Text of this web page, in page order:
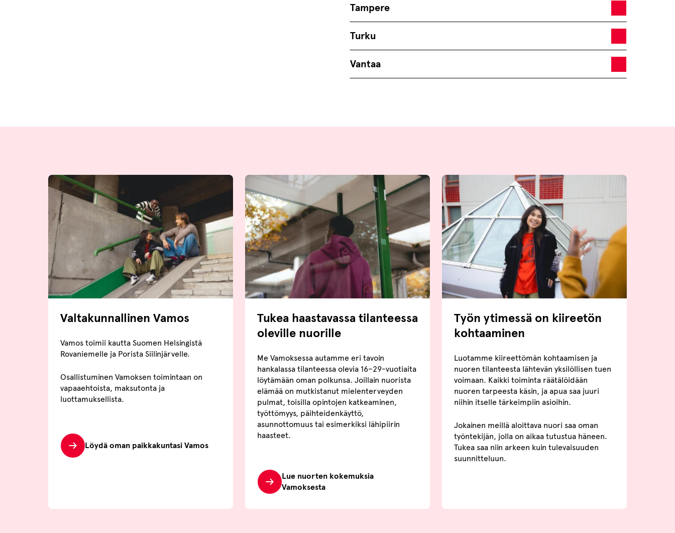
Tampere
Turku
Vantaa
Valtakunnallinen Vamos
Vamos toimii kautta Suomen Helsingistä
Rovaniemelle ja Porista Siilinjärvelle.
Osallistuminen Vamoksen toimintaan on
vapaaehtoista, maksutonta ja
luottamuksellista.
Löydä oman paikkakuntasi Vamos
Tukea haastavassa tilanteessa
oleville nuorille
Me Vamoksessa autamme eri tavoin
hankalassa tilanteessa olevia 16–29-vuotiaita
löytämään oman polkunsa. Joillain nuorista
elämää on mutkistanut mielenterveyden
pulmat, toisilla opintojen katkeaminen,
työttömyys, päihteidenkäyttö,
asunnottomuus tai esimerkiksi lähipiirin
haasteet.
Lue nuorten kokemuksia
Vamoksesta
Työn ytimessä on kiireetön
kohtaaminen
Luotamme kiireettömän kohtaamisen ja
nuoren tilanteesta lähtevän yksilöllisen tuen
voimaan. Kaikki toiminta räätälöidään
nuoren tarpeesta käsin, ja apua saa juuri
niihin itselle tärkeimpiin asioihin.
Jokainen meillä aloittava nuori saa oman
työntekijän, jolla on aikaa tutustua häneen.
Tukea saa niin arkeen kuin tulevaisuuden
suunnitteluun.